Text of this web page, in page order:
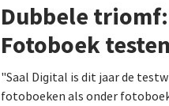
Dubbele
Fotoboek
"Saal Digital is dit jaar de
fotoboeken als onder